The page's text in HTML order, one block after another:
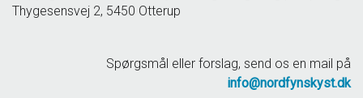
Thygesensvej 2, 5450 Otterup
Spørgsmål eller forslag, send os en mail på
info@nordfynskyst.dk